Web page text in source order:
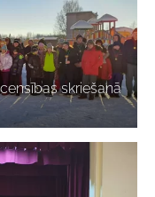
skriešanā